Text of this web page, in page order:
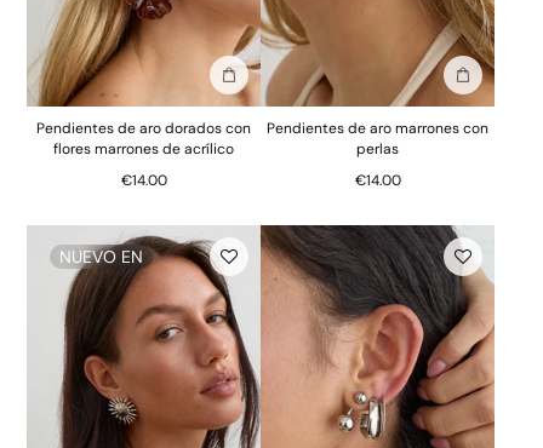
Añadir a la bolsa
Pendientes de aro dorados con
flores marrones de acrílico
€14.00
Añadir a la
Pendientes de aro marrones con
perlas
€14.00
NUEVO EN